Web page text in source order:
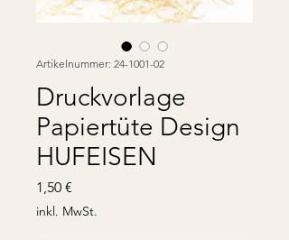
Artikelnummer: 24-1001-02
Druckvorlage
Papiertüte Design
HUFEISEN
1,50 €
inkl. MwSt.